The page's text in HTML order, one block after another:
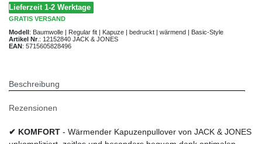
Lieferzeit 1-2 Werktage
GRATIS VERSAND
Modell: Baumwolle | Regular fit | Kapuze | bedruckt | wärmend | Basic-Style
Artikel Nr .: 12152840 JACK & JONES
EAN: 5715605828496
Beschreibung
Rezensionen
✔ KOMFORT - Wärmender Kapuzenpullover von JACK & JONES